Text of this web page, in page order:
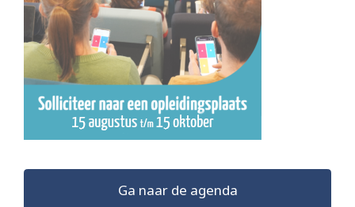
Ga naar de agenda